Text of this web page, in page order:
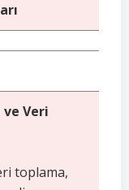
ve Veri
toplama,